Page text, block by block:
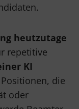
heutzutage
repetitive
KI
die
oder